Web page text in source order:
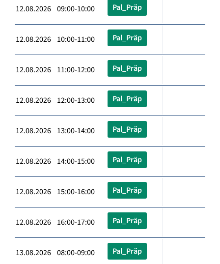
12.08.2026 09:00-10:00 Pal_Präp
12.08.2026 10:00-11:00 Pal_Präp
12.08.2026 11:00-12:00 Pal_Präp
12.08.2026 12:00-13:00 Pal_Präp
12.08.2026 13:00-14:00 Pal_Präp
12.08.2026 14:00-15:00 Pal_Präp
12.08.2026 15:00-16:00 Pal_Präp
12.08.2026 16:00-17:00 Pal_Präp
13.08.2026 08:00-09:00 Pal_Präp